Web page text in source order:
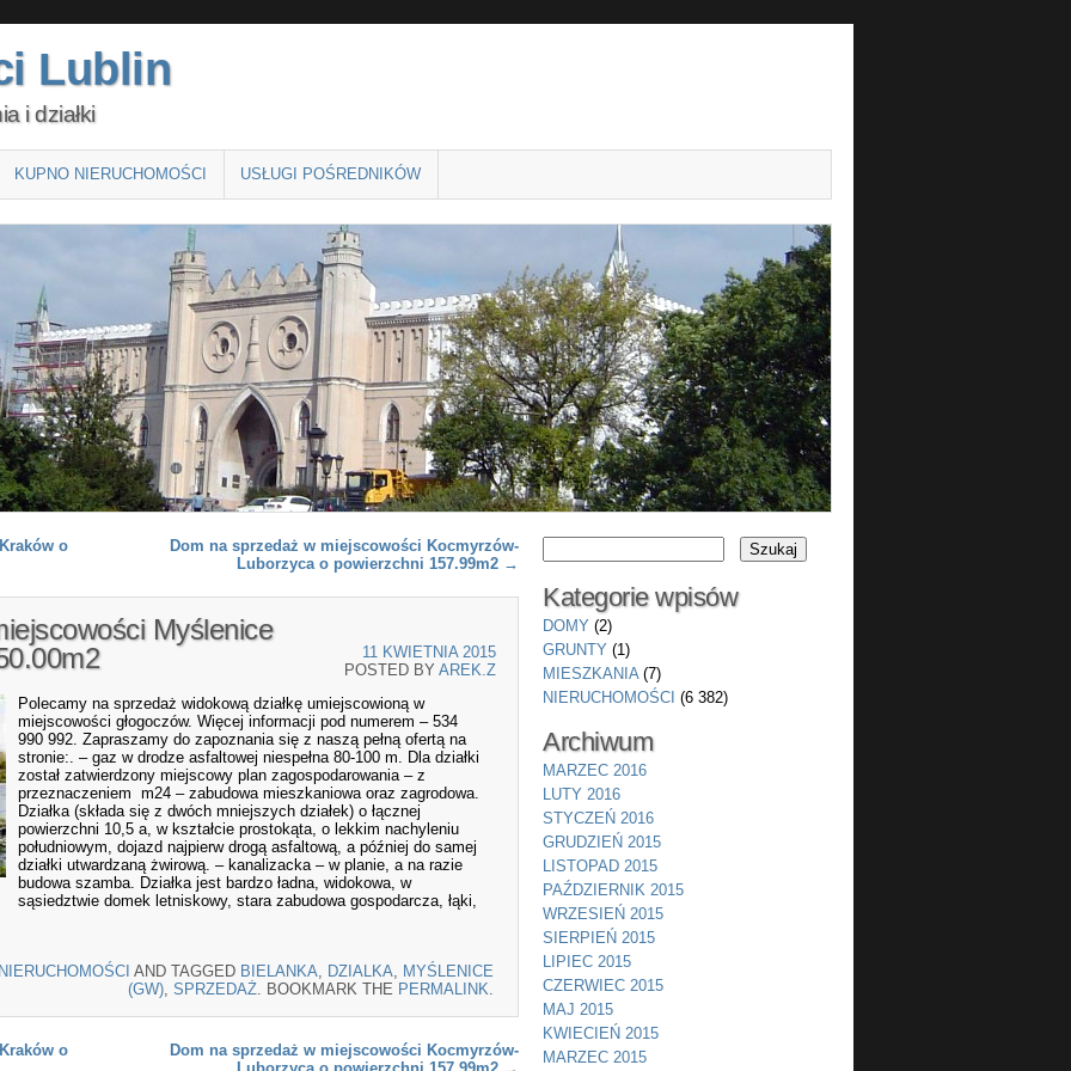
Lublin
i działki
KUPNO NIERUCHOMOŚCI USŁUGI POŚREDNIKÓW
o
Dom na sprzedaż w miejscowości Kocmyrzów-
Luborzyca o powierzchni 157.99m2 →
Myślenice
11 KWIETNIA 2015
POSTED BY AREK.Z
Polecamy na sprzedaż widokową działkę umiejscowioną w
miejscowości głogoczów. Więcej informacji pod numerem – 534
990 992. Zapraszamy do zapoznania się z naszą pełną ofertą na
stronie:. – gaz w drodze asfaltowej niespełna 80-100 m. Dla działki
został zatwierdzony miejscowy plan zagospodarowania – z
przeznaczeniem m24 – zabudowa mieszkaniowa oraz zagrodowa.
Działka (składa się z dwóch mniejszych działek) o łącznej
powierzchni 10,5 a, w kształcie prostokąta, o lekkim nachyleniu
południowym, dojazd najpierw drogą asfaltową, a później do samej
działki utwardzaną żwirową. – kanalizacka – w planie, a na razie
budowa szamba. Działka jest bardzo ładna, widokowa, w
sąsiedztwie domek letniskowy, stara zabudowa gospodarcza, łąki,
NIERUCHOMOŚCI AND TAGGED BIELANKA DZIALKA
MYŚLENICE
(GW) SPRZEDAŻ . BOOKMARK THE PERMALINK
o
Dom na sprzedaż w miejscowości Kocmyrzów-
Kategorie wpisów
DOMY (2)
GRUNTY (1)
MIESZKANIA(7)
NIERUCHOMOŚCI (6 382)
Archiwum
MARZEC 2016
LUTY 2016
STYCZEŃ 2016
GRUDZIEŃ 2015
LISTOPAD 2015
PAŹDZIERNIK 2015
WRZESIEŃ 2015
SIERPIEŃ 2015
LIPIEC 2015
CZERWIEC 2015
MAJ 2015
KWIECIEŃ 2015
MARZEC 2015